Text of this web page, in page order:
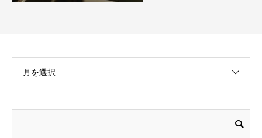
月を選択